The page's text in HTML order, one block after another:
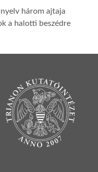
három ajtaja
a halotti beszédre